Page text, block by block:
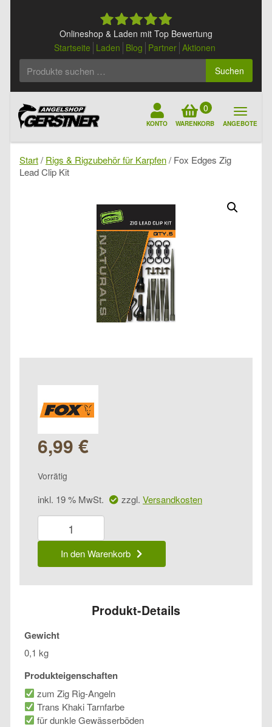
Onlineshop & Laden mit Top Bewertung
Startseite Laden Blog Partner Aktionen
Suchen
KONTO
0
WARENKORB ANGEBOTE
Start/ Rigs & Rigzubehör für Karpfen/ Fox Edges Zig
Lead Clip Kit
6,99 €
Vorrätig
inkl. 19 % MwSt. zzgl. Versandkosten
Fox
Zig
Clip
In den Warenkorb
Produkt-Details
Gewicht
0,1 kg
Produkteigenschaften
zum Zig Rig-Angeln
Trans Khaki Tarnfarbe
für dunkle Gewässerböden